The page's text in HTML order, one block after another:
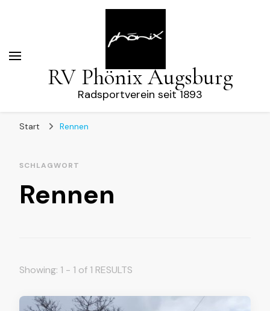
RV Phönix Augsburg
Radsportverein seit 1893
Start Rennen
SCHLAGWORT
Rennen
Showing: 1 - 1 of 1 RESULTS